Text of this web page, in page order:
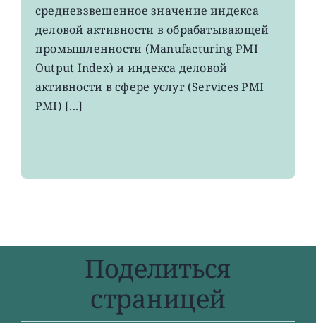
в
зоне
евро
вырос
до
максимума
средневзвешенное значение индекса
деловой активности в обрабатывающей
промышленности (Manufacturing PMI
Output Index) и индекса деловой
активности в сфере услуг (Services PMI
PMI) [...]
Поделиться
страницей